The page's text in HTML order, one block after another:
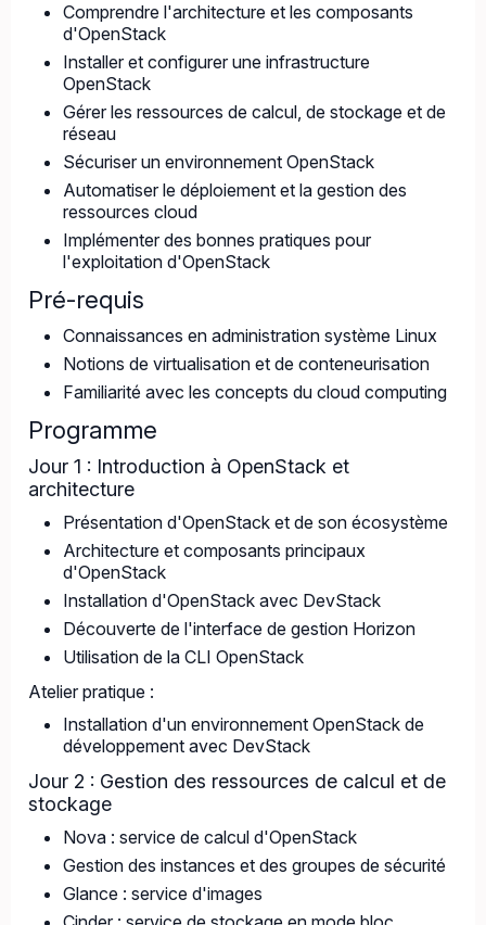
Comprendre l'architecture et les composants
d'OpenStack
Installer et configurer une infrastructure
OpenStack
Gérer les ressources de calcul, de stockage et de
réseau
Sécuriser un environnement OpenStack
Automatiser le déploiement et la gestion des
ressources cloud
Implémenter des bonnes pratiques pour
l'exploitation d'OpenStack
Pré-requis
Connaissances en administration système Linux
Notions de virtualisation et de conteneurisation
Familiarité avec les concepts du cloud computing
Programme
Jour 1 : Introduction à OpenStack et
architecture
Présentation d'OpenStack et de son écosystème
Architecture et composants principaux
d'OpenStack
Installation d'OpenStack avec DevStack
Découverte de l'interface de gestion Horizon
Utilisation de la CLI OpenStack
Atelier pratique :
Installation d'un environnement OpenStack de
développement avec DevStack
Jour 2 : Gestion des ressources de calcul et de
stockage
Nova : service de calcul d'OpenStack
Gestion des instances et des groupes de sécurité
Glance : service d'images